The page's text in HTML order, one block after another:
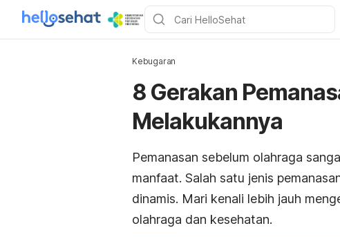
Kebugaran
8 Gerakan
Melakukannya
Pemanasan sebelum olahraga
manfaat. Salah satu jenis
dinamis. Mari kenali lebih jauh
olahraga dan kesehatan.